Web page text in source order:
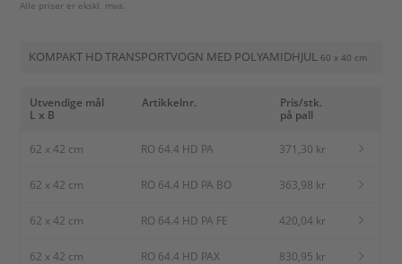
Alle priser er ekskl. mva.
KOMPAKT HD TRANSPORTVOGN MED POLYAMIDHJUL 60 x 40 cm
Utvendige mål
L x B
Artikkelnr.
Pris/stk.
på pall
62 x 42 cm RO 64.4 HD PA 371,30 kr
62 x 42 cm RO 64.4 HD PA BO 363,98 kr
62 x 42 cm RO 64.4 HD PA FE 420,04 kr
62 x 42 cm RO 64.4 HD PAX 830,95 kr